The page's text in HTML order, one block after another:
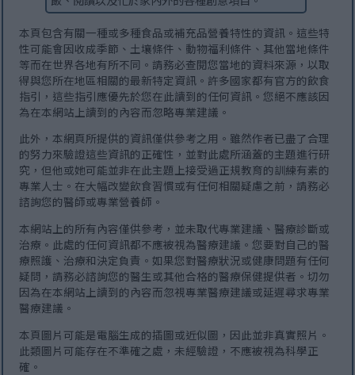
本頁包含有關一種或多種食品或補充品營養特性的資訊。這些特
性可能會因收成季節、土壤條件、動物福利條件、其他當地條件
等而在世界各地有所不同。請務必查閱您當地的資料來源，以取
得與您所在地區相關的最新特定資訊。許多國家都有官方的飲食
指引，這些指引應優先於您在此讀到的任何資訊。您絕不應該因
為在本網站上讀到的內容而忽略專業建議。
此外，本網頁所提供的資訊僅供參考之用。雖然作者已盡了合理
的努力來驗證這些資訊的正確性，並對此處所涵蓋的主題進行研
究，但他或她可能並非在此主題上接受過正規教育的訓練有素的
專業人士。在大幅改變飲食習慣或有任何相關疑慮之前，請務必
諮詢您的醫師或專業營養師。
本網站上的所有內容僅供參考，並未取代專業建議、醫療診斷或
治療。此處的任何資訊都不應被視為醫療建議。您要對自己的醫
療照護、治療和決定負責。如果您對醫療狀況或健康問題有任何
疑問，請務必諮詢您的醫生或其他合格的醫療保健提供者。切勿
因為在本網站上讀到的內容而忽視專業醫療建議或延遲尋求專業
醫療建議。
本頁圖片可能是電腦生成的插圖或近似圖，因此並非真實照片。
此類圖片可能存在不準確之處，未經驗證，不應被視為科學正
確。